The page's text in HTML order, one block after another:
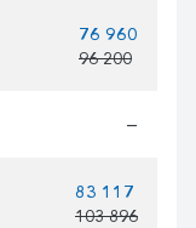
76 960
96 200
—
83 117
103 896